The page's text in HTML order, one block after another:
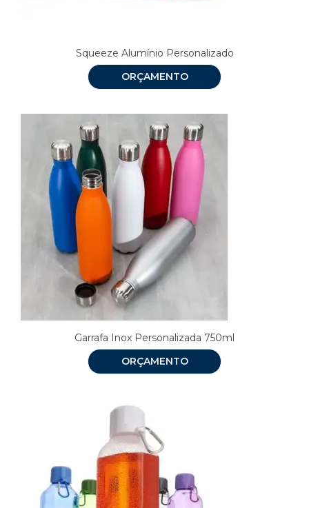
Squeeze Alumínio Personalizado
ORÇAMENTO
Garrafa Inox Personalizada 750ml
ORÇAMENTO